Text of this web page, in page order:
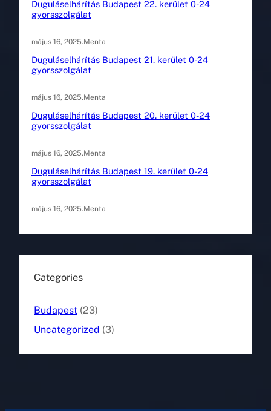
Duguláselhárítás Budapest 22. kerület 0-24
gyorsszolgálat
május 16, 2025.Menta
Duguláselhárítás Budapest 21. kerület 0-24
gyorsszolgálat
május 16, 2025.Menta
Duguláselhárítás Budapest 20. kerület 0-24
gyorsszolgálat
május 16, 2025.Menta
Duguláselhárítás Budapest 19. kerület 0-24
gyorsszolgálat
május 16, 2025.Menta
Categories
Budapest (23)
Uncategorized (3)